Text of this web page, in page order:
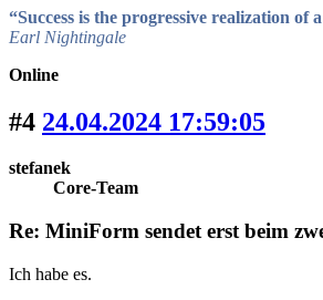
“Success is the progressive realization of
Earl Nightingale
Online
#4 24.04.2024 17:59:05
stefanek
Core-Team
Re: MiniForm sendet erst beim
Ich habe es.